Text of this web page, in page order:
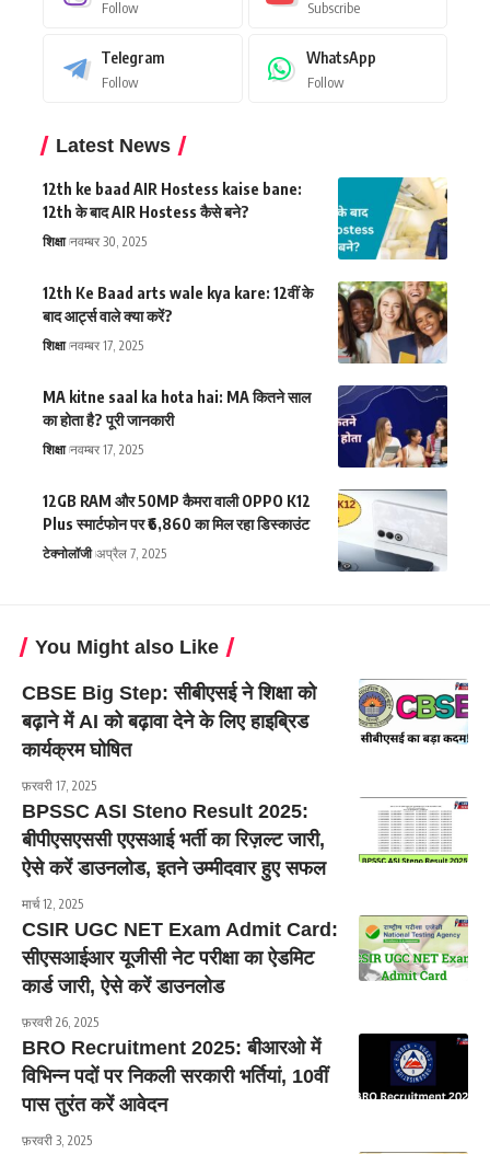
Follow Subscribe
Telegram
Follow
WhatsApp
Follow
Latest News
12th ke baad AIR Hostess kaise bane:
12th के बाद AIR Hostess कैसे बने?
शिक्षा नवम्बर 30, 2025
12th Ke Baad arts wale kya kare: 12वीं के
बाद आर्ट्स वाले क्या करें?
शिक्षा नवम्बर 17, 2025
MA kitne saal ka hota hai: MA कितने साल
का होता है? पूरी जानकारी
शिक्षा नवम्बर 17, 2025
12GB RAM और 50MP कैमरा वाली OPPO K12
Plus स्मार्टफोन पर ₹6,860 का मिल रहा डिस्काउंट
टेक्नोलॉजी अप्रैल 7, 2025
You Might also Like
CBSE Big Step: सीबीएसई ने शिक्षा को
बढ़ाने में AI को बढ़ावा देने के लिए हाइब्रिड
कार्यक्रम घोषित
फ़रवरी 17, 2025
BPSSC ASI Steno Result 2025:
बीपीएसएससी एएसआई भर्ती का रिज़ल्ट जारी,
ऐसे करें डाउनलोड, इतने उम्मीदवार हुए सफल
मार्च 12, 2025
CSIR UGC NET Exam Admit Card:
सीएसआईआर यूजीसी नेट परीक्षा का ऐडमिट
कार्ड जारी, ऐसे करें डाउनलोड
फ़रवरी 26, 2025
BRO Recruitment 2025: बीआरओ में
विभिन्न पदों पर निकली सरकारी भर्तियां, 10वीं
पास तुरंत करें आवेदन
फ़रवरी 3, 2025